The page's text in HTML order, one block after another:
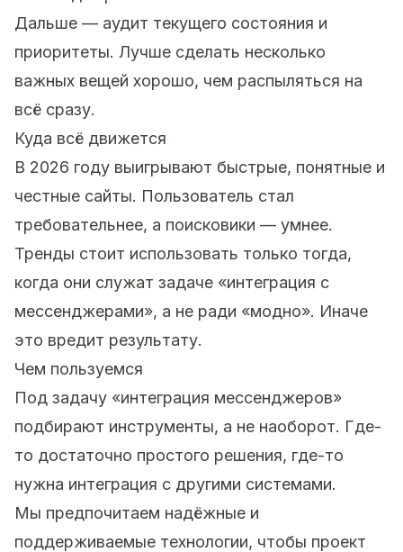
Дальше — аудит текущего состояния и
приоритеты. Лучше сделать несколько
важных вещей хорошо, чем распыляться на
всё сразу.
Куда всё движется
В 2026 году выигрывают быстрые, понятные и
честные сайты. Пользователь стал
требовательнее, а поисковики — умнее.
Тренды стоит использовать только тогда,
когда они служат задаче «интеграция с
мессенджерами», а не ради «модно». Иначе
это вредит результату.
Чем пользуемся
Под задачу «интеграция мессенджеров»
подбирают инструменты, а не наоборот. Где-
то достаточно простого решения, где-то
нужна интеграция с другими системами.
Мы предпочитаем надёжные и
поддерживаемые технологии, чтобы проект